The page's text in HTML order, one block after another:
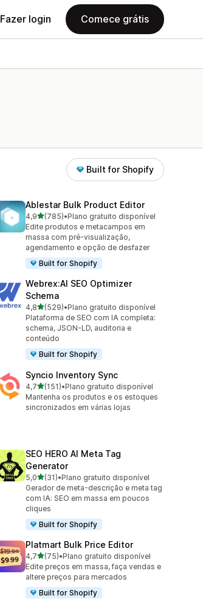
Fazer login Comece grátis
Built for Shopify
Ablestar Bulk Product Editor
4,9de 5 estrelas
(785)
785 avaliações ao todo
•Plano gratuito disponível
Edite produtos e metacampos em
massa com pré-visualização,
agendamento e opção de desfazer
Built for Shopify
Webrex:AI SEO Optimizer
Schema
4,8de 5 estrelas
(529)
529 avaliações ao todo
•Plano gratuito disponível
Plataforma de SEO com IA completa:
schema, JSON-LD, auditoria e
conteúdo
Built for Shopify
Syncio Inventory Sync
4,7de 5 estrelas
(151)
151 avaliações ao todo
•Plano gratuito disponível
Mantenha os produtos e os estoques
sincronizados em várias lojas
SEO HERO AI Meta Tag
Generator
5,0de 5 estrelas
(31)
31 avaliações ao todo
•Plano gratuito disponível
Gerador de meta-descrição e meta tag
com IA: SEO em massa em poucos
cliques
Built for Shopify
Platmart Bulk Price Editor
4,7de 5 estrelas
(75)
75 avaliações ao todo
•Plano gratuito disponível
Edite preços em massa, faça vendas e
altere preços para mercados
Built for Shopify